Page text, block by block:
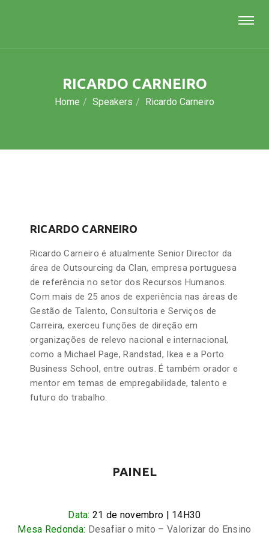
RICARDO CARNEIRO
Home Speakers Ricardo Carneiro
RICARDO CARNEIRO
Ricardo Carneiro é atualmente Senior Director da
área de Outsourcing da Clan, empresa portuguesa
de referência no setor dos Recursos Humanos.
Com mais de 25 anos de experiência nas áreas de
Gestão de Talento, Consultoria e Serviços de
Carreira, exerceu funções de direção em
organizações de relevo nacional e internacional,
como a Michael Page, Randstad, Ikea e a Porto
Business School, entre outras. É também orador e
mentor em temas de empregabilidade, talento e
futuro do trabalho.
PAINEL
Data:21 de novembro | 14H30
Mesa Redonda: Desafiar o mito – Valorizar do Ensino